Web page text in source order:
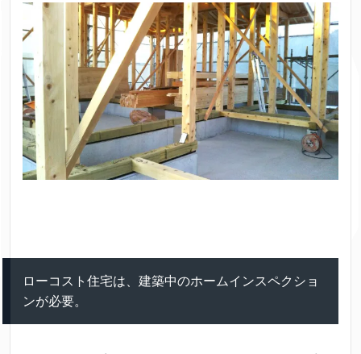
ローコスト住宅は、建築中のホームインスペクショ
ンが必要。